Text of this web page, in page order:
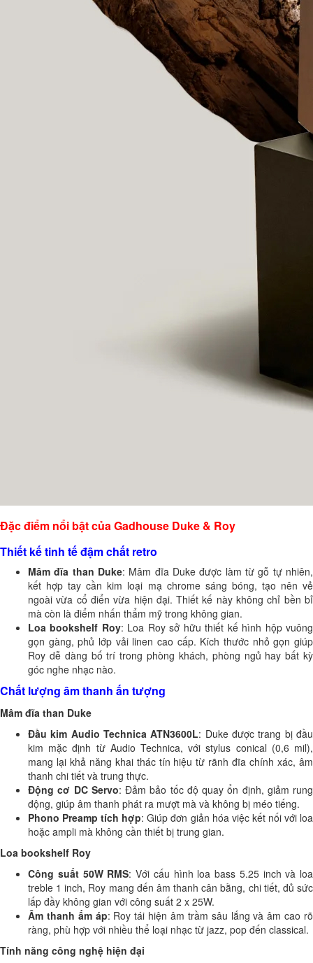
Đặc điểm nổi bật của Gadhouse Duke & Roy
Thiết kế tinh tế đậm chất retro
Mâm đĩa than Duke: Mâm đĩa Duke được làm từ gỗ tự nhiên,
kết hợp tay cần kim loại mạ chrome sáng bóng, tạo nên vẻ
ngoài vừa cổ điển vừa hiện đại. Thiết kế này không chỉ bền bỉ
mà còn là điểm nhấn thẩm mỹ trong không gian.
Loa bookshelf Roy: Loa Roy sở hữu thiết kế hình hộp vuông
gọn gàng, phủ lớp vải linen cao cấp. Kích thước nhỏ gọn giúp
Roy dễ dàng bố trí trong phòng khách, phòng ngủ hay bất kỳ
góc nghe nhạc nào.
Chất lượng âm thanh ấn tượng
Mâm đĩa than Duke
Đầu kim Audio Technica ATN3600L: Duke được trang bị đầu
kim mặc định từ Audio Technica, với stylus conical (0,6 mil),
mang lại khả năng khai thác tín hiệu từ rãnh đĩa chính xác, âm
thanh chi tiết và trung thực.
Động cơ DC Servo: Đảm bảo tốc độ quay ổn định, giảm rung
động, giúp âm thanh phát ra mượt mà và không bị méo tiếng.
Phono Preamp tích hợp: Giúp đơn giản hóa việc kết nối với loa
hoặc ampli mà không cần thiết bị trung gian.
Loa bookshelf Roy
Công suất 50W RMS: Với cấu hình loa bass 5.25 inch và loa
treble 1 inch, Roy mang đến âm thanh cân bằng, chi tiết, đủ sức
lấp đầy không gian với công suất 2 x 25W.
Âm thanh ấm áp: Roy tái hiện âm trầm sâu lắng và âm cao rõ
ràng, phù hợp với nhiều thể loại nhạc từ jazz, pop đến classical.
Tính năng công nghệ hiện đại